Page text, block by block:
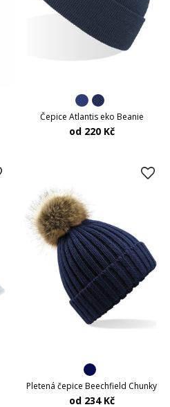
Čepice Atlantis eko Beanie
od 220 Kč
Pletená čepice Beechfield Chunky
od 234 Kč